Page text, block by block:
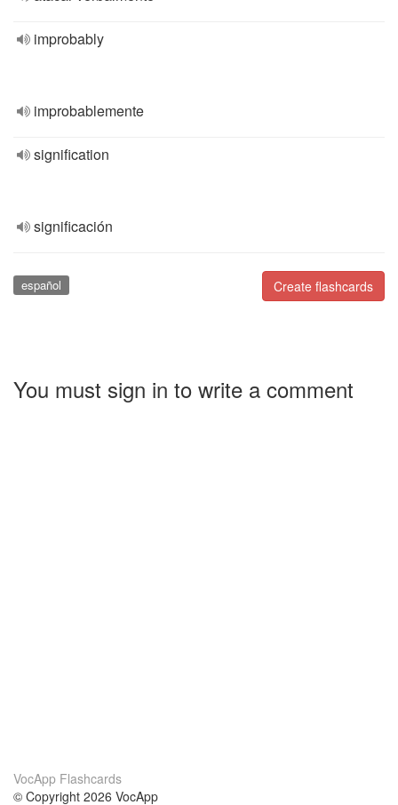
improbably
improbablemente
signification
significación
Create flashcards
español
You must sign in to write a comment
VocApp Flashcards
© Copyright 2026 VocApp